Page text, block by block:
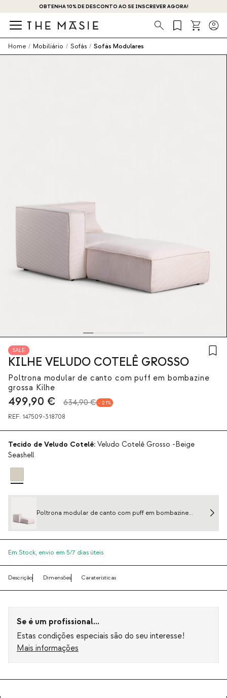
OBTENHA 10% DE DESCONTO AO SE INSCREVER AGORA!
Procura
Home / Mobiliário / Sofás / Sofás Modulares
SALE
KILHE VELUDO COTELÊ GROSSO
Poltrona modular de canto com puff em bombazine
grossa Kilhe
499,90 € 634,90 € 21
REF: 147509-318708
Tecido de Veludo Cotelê: Veludo Cotelê Grosso -Beige
Seashell
Poltrona modular de canto com puff em bombazine
Em Stock, envio em 5/7 dias úteis
Descrição Dimensões Caraterísticas
Se é um profissional...
Estas condições especiais são do seu interesse!
Mais informações